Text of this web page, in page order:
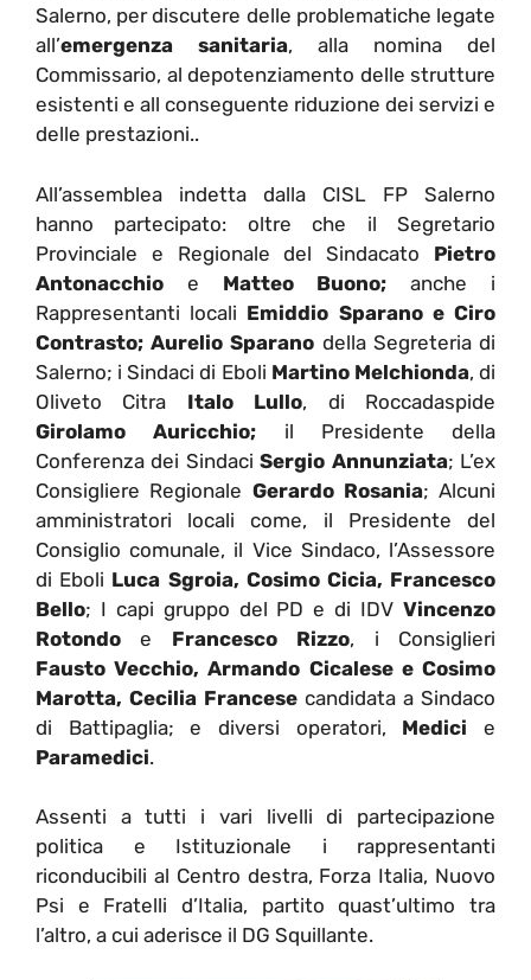
Salerno, per discutere delle problematiche legate
all’emergenza sanitaria, alla nomina del
Commissario, al depotenziamento delle strutture
esistenti e all conseguente riduzione dei servizi e
delle prestazioni..
All’assemblea indetta dalla CISL FP Salerno
hanno partecipato: oltre che il Segretario
Provinciale e Regionale del Sindacato Pietro
Antonacchio e Matteo Buono; anche i
Rappresentanti locali Emiddio Sparano e Ciro
Contrasto; Aurelio Sparano della Segreteria di
Salerno; i Sindaci di Eboli Martino Melchionda, di
Oliveto Citra Italo Lullo, di Roccadaspide
Girolamo Auricchio; il Presidente della
Conferenza dei SindaciSergio Annunziata; L’ex
Consigliere Regionale Gerardo Rosania; Alcuni
amministratori locali come, il Presidente del
Consiglio comunale, il Vice Sindaco, l’Assessore
di Eboli Luca Sgroia, Cosimo Cicia, Francesco
Bello; I capi gruppo del PD e di IDV Vincenzo
Rotondo e Francesco Rizzo, i Consiglieri
Fausto Vecchio, Armando Cicalese e Cosimo
Marotta, Cecilia Francese candidata a Sindaco
di Battipaglia; e diversi operatori, Medici e
Paramedici.
Assenti a tutti i vari livelli di partecipazione
politica e Istituzionale i rappresentanti
riconducibili al Centro destra, Forza Italia, Nuovo
Psi e Fratelli d’Italia, partito quast’ultimo tra
l’altro, a cui aderisce il DG Squillante.